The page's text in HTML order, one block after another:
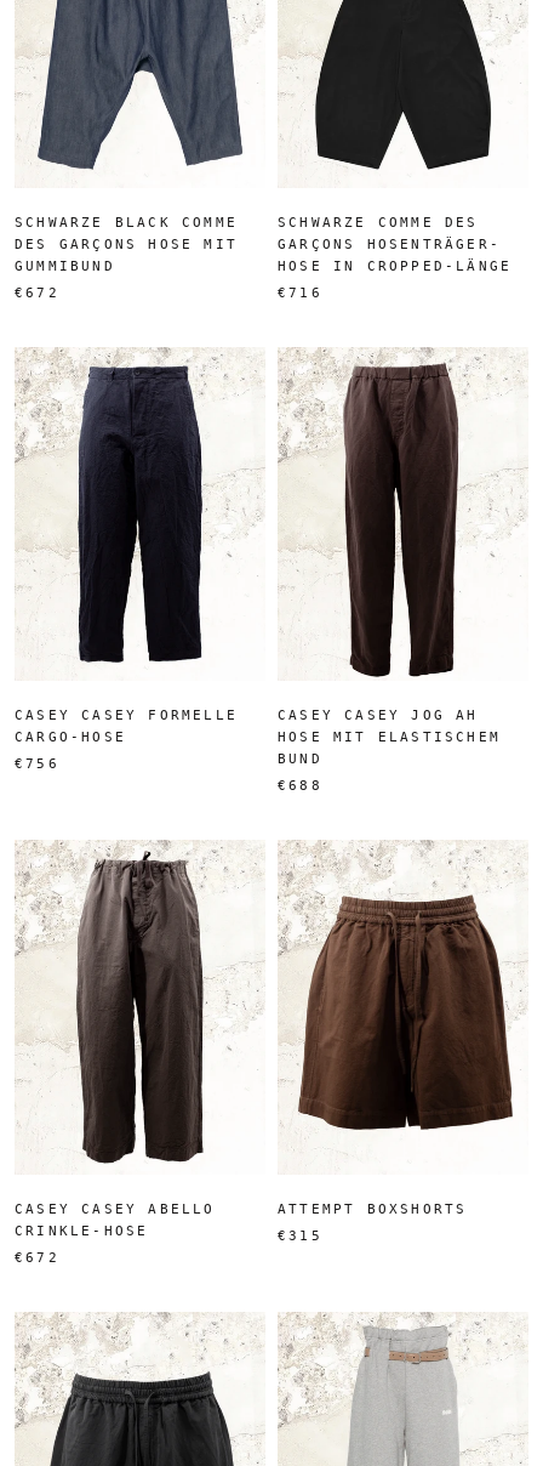
SCHWARZE BLACK COMME
DES GARÇONS HOSE MIT
GUMMIBUND
€672
SCHWARZE COMME DES
GARÇONS HOSENTRÄGER-
HOSE IN CROPPED-LÄNGE
€716
CASEY CASEY FORMELLE
CARGO-HOSE
€756
CASEY CASEY JOG AH
HOSE MIT ELASTISCHEM
BUND
€688
CASEY CASEY ABELLO
CRINKLE-HOSE
€672
ATTEMPT BOXSHORTS
€315